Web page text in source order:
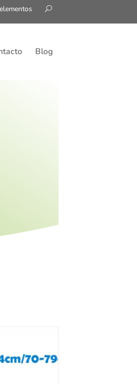
Blog